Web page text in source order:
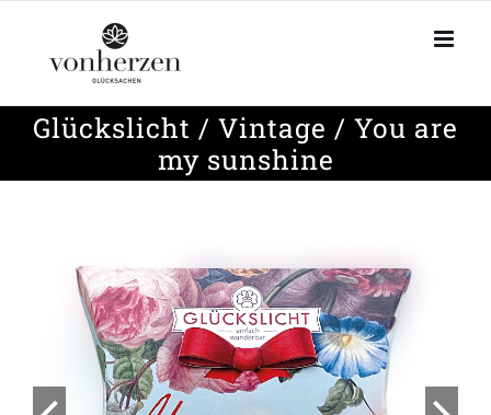
springen
Glückslicht / Vintage / You are
my sunshine